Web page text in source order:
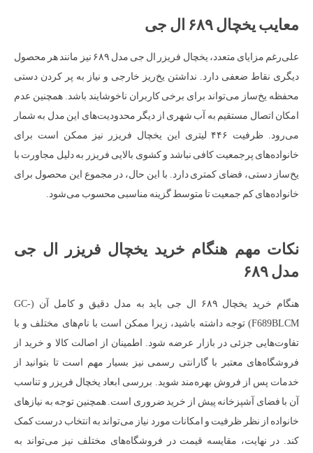
معایب یخچال ۶۸۹ ال جی
علی‌رغم مزایای متعدد، یخچال فریزر ال جی مدل ۶۸۹ نیز مانند هر محصول
دیگری نقاط ضعفی دارد. نداشتن یخ‌ریز خارجی و نیاز به پر کردن دستی
محفظه یخ‌ساز می‌تواند برای برخی کاربران ناخوشایند باشد. همچنین عدم
امکان اتصال مستقیم به آب شهری از دیگر محدودیت‌های این مدل به شمار
می‌رود. ظرفیت ۴۴۶ لیتری این یخچال فریزر نیز ممکن است برای
خانواده‌های پرجمعیت کافی نباشد و کشوی بالایی فریزر به دلیل مجاورت با
یخ‌ساز دستی، فضای کمتری دارد. با این حال، در مجموع این محصول برای
خانواده‌های کم جمعیت تا متوسط گزینه مناسبی محسوب می‌شود.
نکات مهم هنگام خرید یخچال فریزر ال جی
مدل ۶۸۹
هنگام خرید یخچال ۶۸۹ ال جی باید به مدل دقیق و کامل آن (GC-
F689BLCM) توجه داشته باشید، زیرا ممکن است با نام‌های مختلف و با
تفاوت‌هایی جزئی در بازار عرضه شود. اطمینان از اصالت کالا و خرید از
فروشگاه‌های معتبر با گارانتی رسمی نیز بسیار مهم است تا بتوانید از
خدمات پس از فروش بهره‌مند شوید. بررسی ابعاد یخچال فریزر و تناسب
آن با فضای آشپزخانه پیش از خرید ضروری است. همچنین توجه به نیازهای
خانواده از نظر ظرفیت و امکانات مورد نیاز می‌تواند به انتخاب درست کمک
کند. در نهایت، مقایسه قیمت در فروشگاه‌های مختلف نیز می‌تواند به